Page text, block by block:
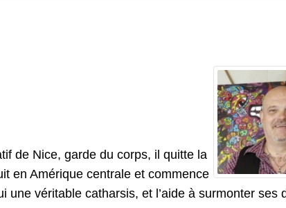
de Nice, garde du corps, il quitte la
en Amérique centrale et commence
une véritable catharsis, et l’aide à surmonter ses